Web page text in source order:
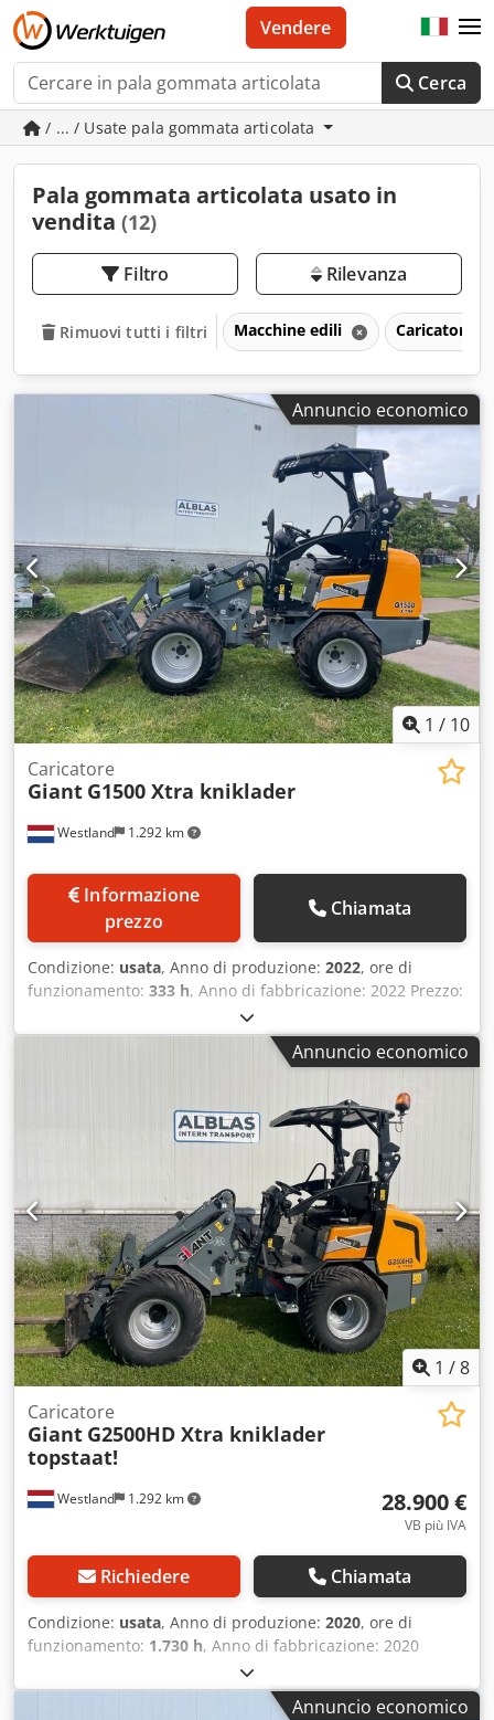
Cerca
Vendere
/ ... / Usate pala gommata articolata
Pala gommata articolata usato in
vendita (12)
Filtro Rilevanza
Rimuovi tutti i filtri Macchine edili Caricatori
Annuncio economico
1 / 10
Westland 1.292 km
Caricatore
Giant G1500 Xtra kniklader
prezzo
Chiamata
Condizione: usata, Anno di produzione: 2022, ore di
funzionamento: 333 h, Anno di fabbricazione: 2022 Prezzo:
su richiesta Produttore: Giant AS Dodpfx Aszni Nhjbnewa
Annuncio economico
1 /8
Westland 1.292 km
Caricatore
Giant G2500HD Xtra kniklader
topstaat!
28.900 €
VB più IVA
Richiedere Chiamata
Condizione: usata, Anno di produzione: 2020, ore di
funzionamento: 1.730 h, Anno di fabbricazione: 2020
Dwedpszni Hmefx Abnja Peso a vuoto: 2.550 kg Carico
utile: 1.600 kg Peso complessivo consentito: 4.150 kg
Annuncio economico